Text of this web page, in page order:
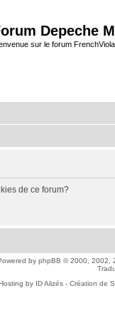
Depeche
sur le forum
de ce forum?
by phpBB © 2000, 2002,
by ID Alizés - Création de